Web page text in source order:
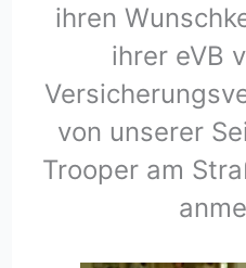
ihren
ihrer eVB
von unserer
Trooper am